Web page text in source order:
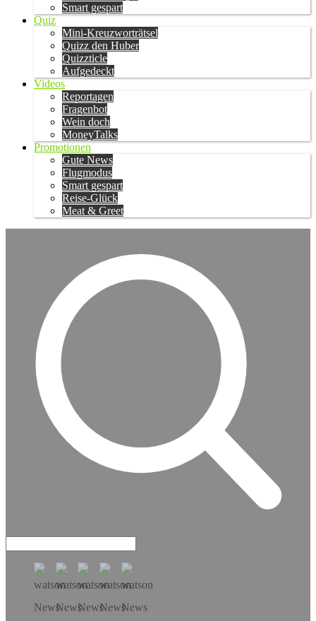
Smart gespart
Quiz
Mini-Kreuzworträtsel
Quizz den Huber
Quizzticle
Aufgedeckt
Videos
Reportagen
Fragenbot
Wein doch
MoneyTalks
Promotionen
Gute News
Flugmodus
Smart gespart
Reise-Glück
Meat & Greet